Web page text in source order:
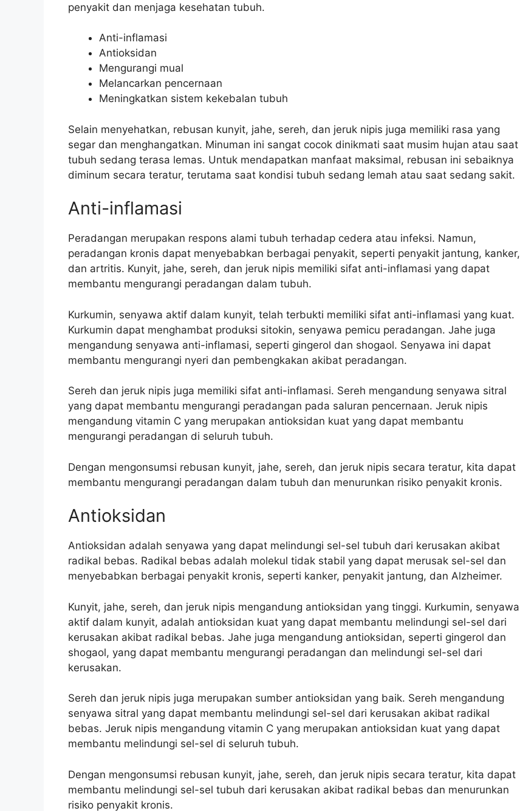
penyakit dan menjaga kesehatan tubuh.
Anti-inflamasi
Antioksidan
Mengurangi mual
Melancarkan pencernaan
Meningkatkan sistem kekebalan tubuh
Selain menyehatkan, rebusan kunyit, jahe, sereh, dan jeruk nipis juga memiliki rasa yang
segar dan menghangatkan. Minuman ini sangat cocok dinikmati saat musim hujan atau saat
tubuh sedang terasa lemas. Untuk mendapatkan manfaat maksimal, rebusan ini sebaiknya
diminum secara teratur, terutama saat kondisi tubuh sedang lemah atau saat sedang sakit.
Anti-inflamasi
Peradangan merupakan respons alami tubuh terhadap cedera atau infeksi. Namun,
peradangan kronis dapat menyebabkan berbagai penyakit, seperti penyakit jantung, kanker,
dan artritis. Kunyit, jahe, sereh, dan jeruk nipis memiliki sifat anti-inflamasi yang dapat
membantu mengurangi peradangan dalam tubuh.
Kurkumin, senyawa aktif dalam kunyit, telah terbukti memiliki sifat anti-inflamasi yang kuat.
Kurkumin dapat menghambat produksi sitokin, senyawa pemicu peradangan. Jahe juga
mengandung senyawa anti-inflamasi, seperti gingerol dan shogaol. Senyawa ini dapat
membantu mengurangi nyeri dan pembengkakan akibat peradangan.
Sereh dan jeruk nipis juga memiliki sifat anti-inflamasi. Sereh mengandung senyawa sitral
yang dapat membantu mengurangi peradangan pada saluran pencernaan. Jeruk nipis
mengandung vitamin C yang merupakan antioksidan kuat yang dapat membantu
mengurangi peradangan di seluruh tubuh.
Dengan mengonsumsi rebusan kunyit, jahe, sereh, dan jeruk nipis secara teratur, kita dapat
membantu mengurangi peradangan dalam tubuh dan menurunkan risiko penyakit kronis.
Antioksidan
Antioksidan adalah senyawa yang dapat melindungi sel-sel tubuh dari kerusakan akibat
radikal bebas. Radikal bebas adalah molekul tidak stabil yang dapat merusak sel-sel dan
menyebabkan berbagai penyakit kronis, seperti kanker, penyakit jantung, dan Alzheimer.
Kunyit, jahe, sereh, dan jeruk nipis mengandung antioksidan yang tinggi. Kurkumin, senyawa
aktif dalam kunyit, adalah antioksidan kuat yang dapat membantu melindungi sel-sel dari
kerusakan akibat radikal bebas. Jahe juga mengandung antioksidan, seperti gingerol dan
shogaol, yang dapat membantu mengurangi peradangan dan melindungi sel-sel dari
kerusakan.
Sereh dan jeruk nipis juga merupakan sumber antioksidan yang baik. Sereh mengandung
senyawa sitral yang dapat membantu melindungi sel-sel dari kerusakan akibat radikal
bebas. Jeruk nipis mengandung vitamin C yang merupakan antioksidan kuat yang dapat
membantu melindungi sel-sel di seluruh tubuh.
Dengan mengonsumsi rebusan kunyit, jahe, sereh, dan jeruk nipis secara teratur, kita dapat
membantu melindungi sel-sel tubuh dari kerusakan akibat radikal bebas dan menurunkan
risiko penyakit kronis.